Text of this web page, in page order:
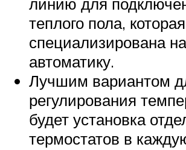
теплого пола, которая
специализирована на
автоматику.
Лучшим вариантом
регулирования
будет установка
термостатов в